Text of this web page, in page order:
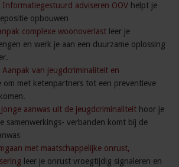
Informatiegestuurd adviseren OOV helpt je
opbouwen
complexe woonoverlast leer je
en werk je aan een duurzame oplossing
Aanpak van jeugdcriminaliteit en
om met ketenpartners tot een preventieve
aanwas uit de jeugdcriminaliteit hoor je
samenwerkings- verbanden komt bij de
met maatschappelijke onrust,
leer je onrust vroegtijdig signaleren en